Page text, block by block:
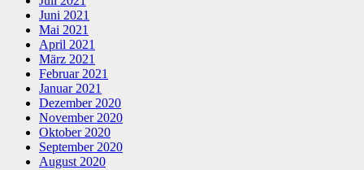
Juni 2021
Mai 2021
April 2021
März 2021
Februar 2021
Januar 2021
Dezember 2020
November 2020
Oktober 2020
September 2020
August 2020